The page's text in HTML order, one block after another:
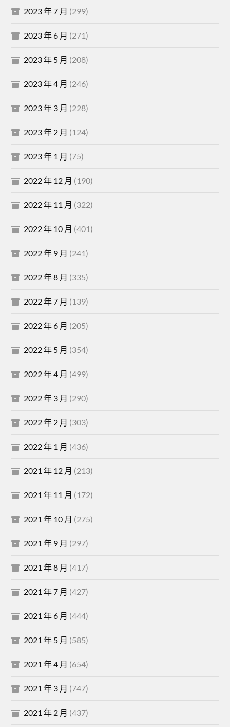
2023 年 7 月 (299)
2023 年 6 月 (271)
2023 年 5 月 (208)
2023 年 4 月 (246)
2023 年 3 月 (228)
2023 年 2 月 (124)
2023 年 1 月 (75)
2022 年 12 月 (190)
2022 年 11 月 (322)
2022 年 10 月 (401)
2022 年 9 月 (241)
2022 年 8 月 (335)
2022 年 7 月 (139)
2022 年 6 月 (205)
2022 年 5 月 (354)
2022 年 4 月 (499)
2022 年 3 月 (290)
2022 年 2 月 (303)
2022 年 1 月 (436)
2021 年 12 月 (213)
2021 年 11 月 (172)
2021 年 10 月 (275)
2021 年 9 月 (297)
2021 年 8 月 (417)
2021 年 7 月 (427)
2021 年 6 月 (444)
2021 年 5 月 (585)
2021 年 4 月 (654)
2021 年 3 月 (747)
2021 年 2 月 (437)